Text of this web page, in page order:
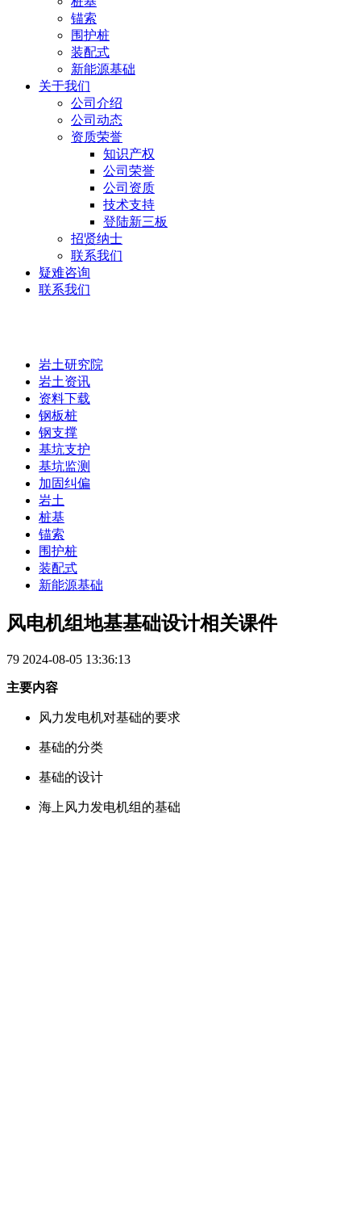
锚索
围护桩
装配式
新能源基础
关于我们
公司介绍
公司动态
资质荣誉
知识产权
公司荣誉
公司资质
技术支持
登陆新三板
招贤纳士
联系我们
疑难咨询
联系我们
岩土研究院
岩土资讯
资料下载
钢板桩
钢支撑
基坑支护
基坑监测
加固纠偏
岩土
桩基
锚索
围护桩
装配式
新能源基础
风电机组地基基础设计相关课件
79 2024-08-05 13:36:13
主要内容
风力发电机对基础的要求
基础的分类
基础的设计
海上风力发电机组的基础